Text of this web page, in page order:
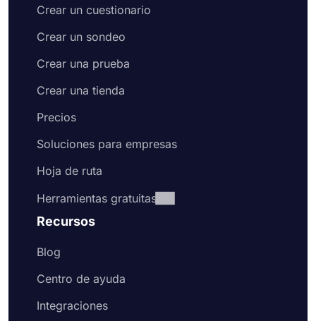
Crear un cuestionario
Crear un sondeo
Crear una prueba
Crear una tienda
Precios
Soluciones para empresas
Hoja de ruta
Herramientas gratuitas
Recursos
Blog
Centro de ayuda
Integraciones